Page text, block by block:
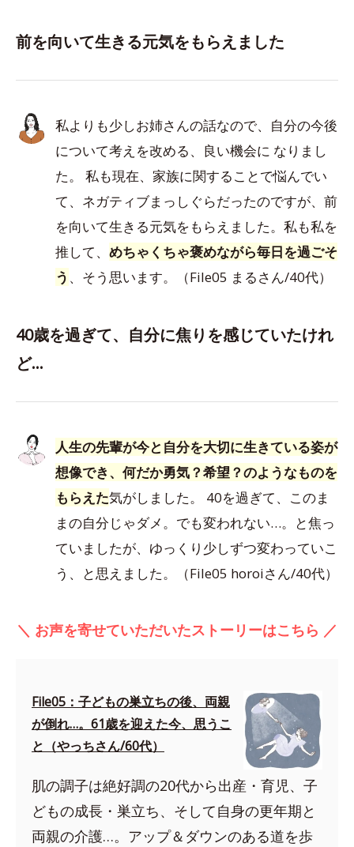
前を向いて生きる元気をもらえました
私よりも少しお姉さんの話なので、自分の今後
について考えを改める、良い機会に なりまし
た。 私も現在、家族に関することで悩んでい
て、ネガティブまっしぐらだったのですが、前
を向いて生きる元気をもらえました。私も私を
推して、 めちゃくちゃ褒めながら毎日を過ごそ
う 、そう思います。（File05 まるさん/40代）
40歳を過ぎて、自分に焦りを感じていたけれ
ど…
人生の先輩が今と自分を大切に生きている姿が
想像でき、何だか勇気？希望？のようなものを
もらえた気がしました。 40を過ぎて、このま
まの自分じゃダメ。でも変われない…。と焦っ
ていましたが、ゆっくり少しずつ変わっていこ
う、と思えました。（File05 horoiさん/40代）
＼ お声を寄せていただいたストーリーはこちら ／
File05：子どもの巣立ちの後、両親
が倒れ…。61歳を迎えた今、思うこ
と（やっちさん/60代）
肌の調子は絶好調の20代から出産・育児、子
どもの成長・巣立ち、そして自身の更年期と
両親の介護…。アップ＆ダウンのある道を歩